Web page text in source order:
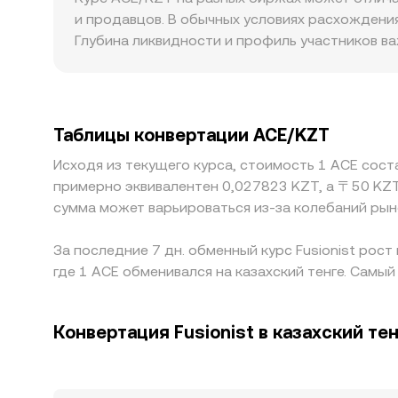
деривативов иногда усиливают
всплескам ликвидности и волатильности.
сосредоточена на DEX, где пул работает по
и y — объёмы ACE и стейблкоина в пуле, а
транслируется в централизованные
и продавцов. В обычных условиях
Глубина ликвидности и профиль
регуляторные факторы тоже создают премии:
повышенный спрос со стороны локальных
стремится выравнивать расхождения,
переводов, лимитов на ввод‑вывод и
конверсионном курсе ACE/KZT сохраняются.
Таблицы конвертации ACE/KZT
Исходя из текущего курса, стоимость 1 ACE
примерно эквивалентен 0,027823 KZT, а 〒50
сумма может варьироваться из-за колебаний
За последние 7 дн. обменный курс Fusionist
где 1 ACE обменивался на казахский тенге.
Конвертация Fusionist в казахский